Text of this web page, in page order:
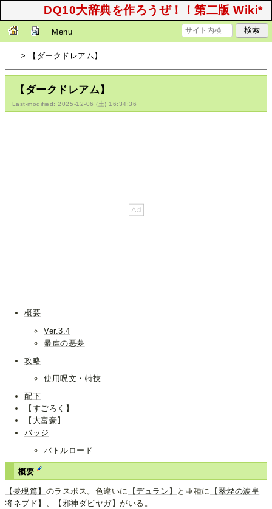
DQ10大辞典を作ろうぜ！！第二版 Wiki*
Menu
> 【ダークドレアム】
【ダークドレアム】
Last-modified: 2025-12-06 (土) 16:34:36
概要
Ver.3.4
暴虐の悪夢
攻略
使用呪文・特技
配下
【すごろく】
【大富豪】
バッジ
バトルロード
概要
【夢現篇】 のラスボス。色違いに 【デュラン】 と亜種に
【翠煙の波皇
将ネブド】 、 【邪神ダビヤガ】がいる。